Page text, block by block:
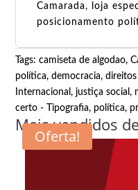
Camarada, loja
posicionamento
Tags:camiseta de algodao,
política,democracia,
Internacional,justiça social,
certo - Tipografia, política,
Mais vendidos
Oferta!